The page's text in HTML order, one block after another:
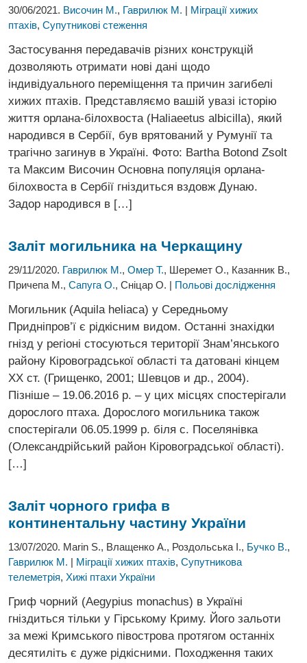
30/06/2021. Височин М., Гаврилюк М. | Міграції хижих
птахів, Супутникові стеження
Застосування передавачів різних конструкцій
дозволяють отримати нові дані щодо
індивідуального переміщення та причин загибелі
хижих птахів. Представляємо вашій увазі історію
життя орлана-білохвоста (Haliaeetus albicilla), який
народився в Сербії, був врятований у Румунії та
трагічно загинув в Україні. Фото: Bartha Botond Zsolt
та Максим Височин Основна популяція орлана-
білохвоста в Сербії гніздиться вздовж Дунаю.
Задор народився в […]
Заліт могильника на Черкащину
29/11/2020. Гаврилюк М., Омер Т., Шеремет О., Казанник В.,
Причепа М., Сапуга О., Сніцар О. | Польові дослідження
Могильник (Aquila heliaca) у Середньому
Придніпров’ї є рідкісним видом. Останні знахідки
гнізд у регіоні стосуються території Знам’янського
району Кіровоградської області та датовані кінцем
ХХ ст. (Грищенко, 2001; Шевцов и др., 2004).
Пізніше – 19.06.2016 р. – у цих місцях спостерігали
дорослого птаха. Дорослого могильника також
спостерігали 06.05.1999 р. біля с. Поселянівка
(Олександрійський район Кіровоградської області).
[…]
Заліт чорного грифа в
континентальну частину України
13/07/2020. Marin S., Влащенко А., Роздольська І., Бучко В.,
Гаврилюк М. | Міграції хижих птахів, Супутникова
телеметрія, Хижі птахи України
Гриф чорний (Aegypius monachus) в Україні
гніздиться тільки у Гірському Криму. Його зальоти
за межі Кримського півострова протягом останніх
десятиліть є дуже рідкісними. Походження таких